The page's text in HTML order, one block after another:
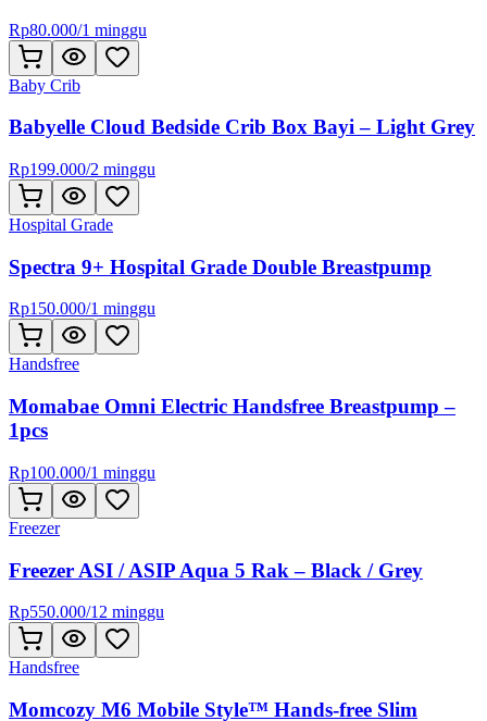
Rp80.000/1 minggu
Baby Crib
Babyelle Cloud Bedside Crib Box Bayi – Light Grey
Rp199.000/2 minggu
Hospital Grade
Spectra 9+ Hospital Grade Double Breastpump
Rp150.000/1 minggu
Handsfree
Momabae Omni Electric Handsfree Breastpump –
1pcs
Rp100.000/1 minggu
Freezer
Freezer ASI / ASIP Aqua 5 Rak – Black / Grey
Rp550.000/12 minggu
Handsfree
Momcozy M6 Mobile Style™ Hands-free Slim